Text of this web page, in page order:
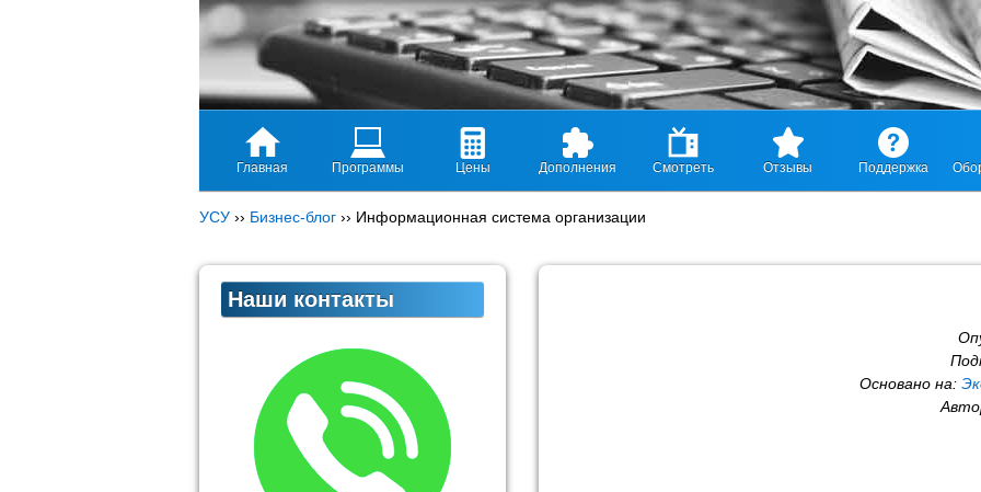
Главная Программы Цены Дополнения Смотреть Отзывы Поддержка
УСУ ›› Бизнес-блог ›› Информационная система организации
Основано на:
Наши контакты